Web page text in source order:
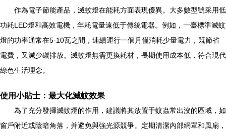
作為電子節能產品，滅蚊燈在能耗方面表現優異。大多數型號采用低
功耗LED燈和高效電機，年耗電量遠低于傳統電器。例如，一臺標準滅蚊
燈的功率通常在5-10瓦之間，連續運行一個月僅消耗少量電力，既節省
電費，又減少碳排放。滅蚊燈無需更換耗材，長期使用成本低，符合現代
綠色生活理念。
使用小貼士：最大化滅蚊效果
為了充分發揮滅蚊燈的作用，建議將其放置于蚊蟲常出沒的區域，如
窗戶附近或陰暗角落，并避免與強光源競爭。定期清潔內部網罩和風扇，